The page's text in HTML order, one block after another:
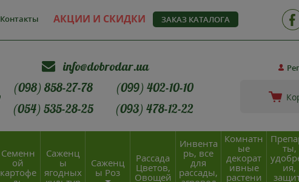
Контакты АКЦИИ И СКИДКИ ЗАКАЗ КАТАЛОГА
info@dobrodar.ua
(098) 858-27-78
(099) 402-10-10
(054) 535-28-25
(093) 478-12-22
Семенн
ой
картофе
Саженц
ы
ягодных
Саженц
ы Роз
Рассада
Цветов,
Овощей
Инвента
рь, все
для
рассады,
Комнатн
ые
декорат
ивные
растени
ты,
ия,